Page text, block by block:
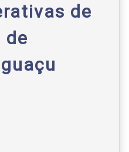
de
de